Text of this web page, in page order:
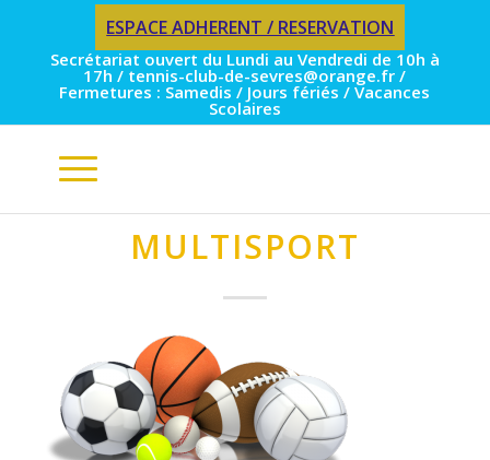
ESPACE ADHERENT / RESERVATION
Secrétariat ouvert du Lundi au Vendredi de 10h à
17h / tennis-club-de-sevres@orange.fr /
Fermetures : Samedis / Jours fériés / Vacances
Scolaires
MULTISPORT